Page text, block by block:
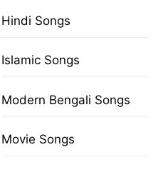
Hindi Songs
Islamic Songs
Modern Bengali Songs
Movie Songs